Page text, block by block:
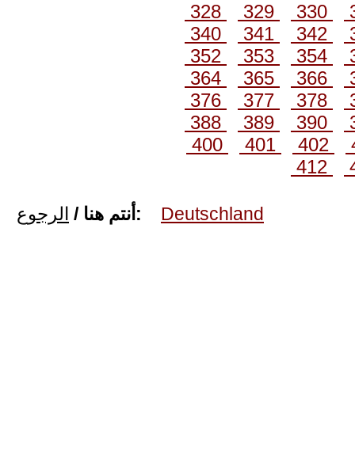
328
329 330
340
341 342
352
353 354
364
365 366
376
377 378
388
389 390
400
401 402
412
أنتم هنا / الرجوع : Deutschland